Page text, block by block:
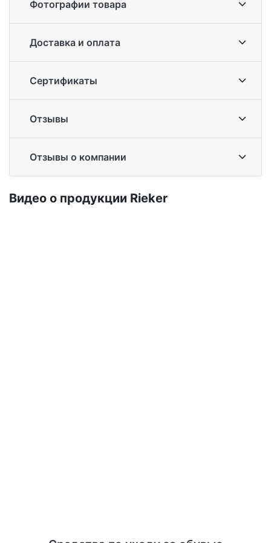
Фотографии товара
Доставка и оплата
Сертификаты
Отзывы
Отзывы о компании
Ви­део о про­дук­ции Ri­eker